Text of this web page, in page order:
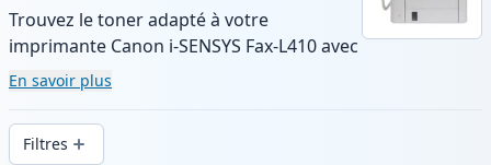
Trouvez le toner adapté à votre
imprimante Canon i-SENSYS Fax-L410 avec
notre gamme de cartouches compatibles
et haute capacité. Profitez d’une qualité
d’impression constante et d’une livraison
rapide depuis un stock local en .
En savoir plus
Filtres